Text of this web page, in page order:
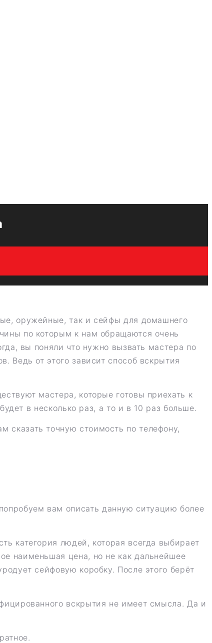
оружейные, так и сейфы для домашнего
по которым к нам обращаются очень
вы поняли что нужно вызвать мастера по
от этого зависит способ вскрытия
мастера, которые готовы приехать к
в несколько раз, а то и в 10 раз больше.
точную стоимость по телефону,
вам описать данную ситуацию более
категория людей, которая всегда выбирает
наименьшая цена, но не как дальнейшее
сейфовую коробку. После этого берёт
вскрытия не имеет смысла. Да и